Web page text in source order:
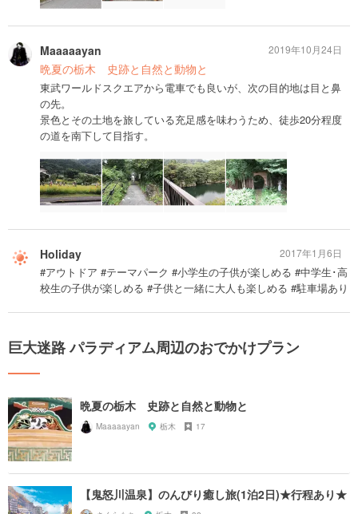
Maaaaayan
晩夏の栃木 史跡と自然と動物と
東武ワールドスクエアから電車でも良いが、次の目的地は目と鼻
の先。
景色とその土地を旅している充足感を味わうため、徒歩20分程度
の道を南下して目指す。
2019年10月24日
Holiday
#アウトドア #テーマパーク #小学生の子供が楽しめる #中学生･高
校生の子供が楽しめる #子供と一緒に大人も楽しめる #駐車場あり
2017年1月6日
巨大迷路 パラディアム周辺のおでかけプラン
晩夏の栃木 史跡と自然と動物と
Maaaaayan 栃木 17
【鬼怒川温泉】のんびり癒し旅(1泊2日)★行程あり★